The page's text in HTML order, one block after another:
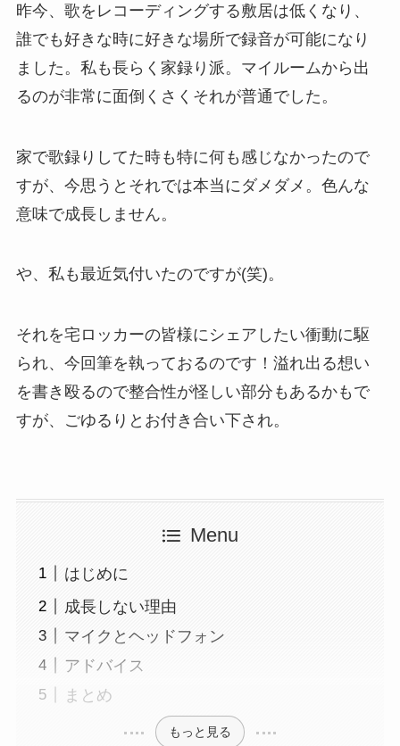
昨今、歌をレコーディングする敷居は低くなり、
誰でも好きな時に好きな場所で録音が可能になり
ました。私も長らく家録り派。マイルームから出
るのが非常に面倒くさくそれが普通でした。
家で歌録りしてた時も特に何も感じなかったので
すが、今思うとそれでは本当にダメダメ。色んな
意味で成長しません。
や、私も最近気付いたのですが(笑)。
それを宅ロッカーの皆様にシェアしたい衝動に駆
られ、今回筆を執っておるのです！溢れ出る想い
を書き殴るので整合性が怪しい部分もあるかもで
すが、ごゆるりとお付き合い下され。
Menu
はじめに
成長しない理由
マイクとヘッドフォン
アドバイス
まとめ
もっと見る